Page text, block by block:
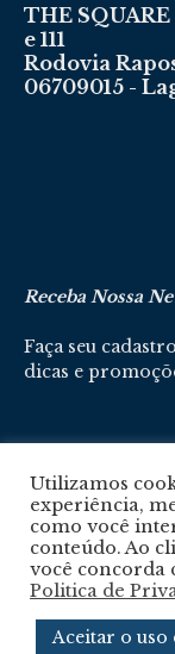
THE SQUARE
e 111
Rodovia
06709015 -
Receba Nossa
Faça seu
dicas e
Cadastre-se
© 2024 © Revista
Utilizamos
experiência,
como você
conteúdo. Ao
você concorda
Politica de
Aceitar o uso